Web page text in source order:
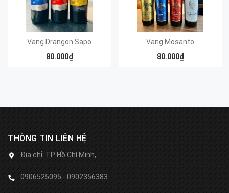
Vang Drangon Sapo
80.000₫
Vang Mosanto
80.000₫
THÔNG TIN LIÊN HỆ
Địa chỉ: TP Hồ Chí Minh,
0906525095 - 0902356383